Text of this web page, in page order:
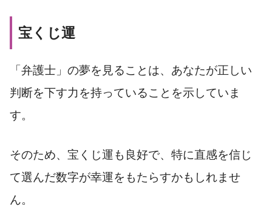
宝くじ運
「弁護士」の夢を見ることは、あなたが正しい
判断を下す力を持っていることを示していま
す。
そのため、宝くじ運も良好で、特に直感を信じ
て選んだ数字が幸運をもたらすかもしれませ
ん。